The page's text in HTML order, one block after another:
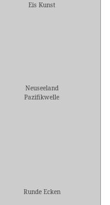
Eis Kunst
Neuseeland
Pazifikwelle
Runde Ecken